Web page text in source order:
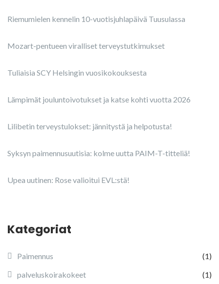
Riemumielen kennelin 10-vuotisjuhlapäivä Tuusulassa
Mozart-pentueen viralliset terveystutkimukset
Tuliaisia SCY Helsingin vuosikokouksesta
Lämpimät jouluntoivotukset ja katse kohti vuotta 2026
Lilibetin terveystulokset: jännitystä ja helpotusta!
Syksyn paimennusuutisia: kolme uutta PAIM-T-titteliä!
Upea uutinen: Rose valioitui EVL:stä!
Kategoriat
Paimennus
(1)
palveluskoirakokeet
(1)